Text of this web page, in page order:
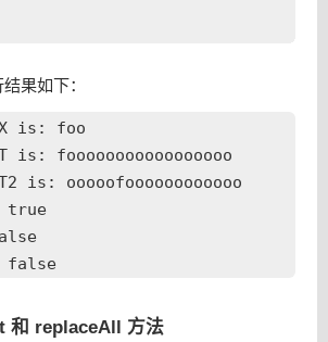
果如下：
is: foo
is: fooooooooooooooooo
is: ooooofoooooooooooo
true
和 replaceAll 方法